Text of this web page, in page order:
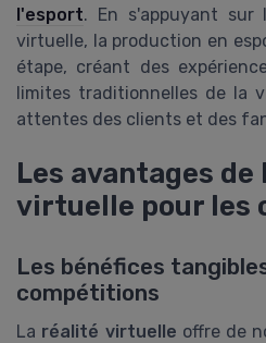
l'esport. En s'appuyant sur
virtuelle, la production en
étape, créant des
limites traditionnelles de la
attentes des clients et des
Les avantages
virtuelle pour les
Les bénéfices
compétitions
La réalité virtuelle offre de